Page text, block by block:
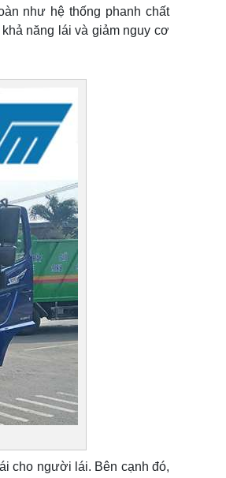
như hệ thống phanh chất
năng lái và giảm nguy cơ
cho người lái. Bên cạnh đó,